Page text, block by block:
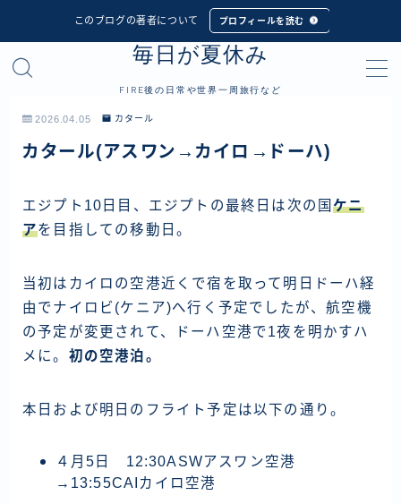
このブログの著者について プロフィールを読む
毎日が夏休み
FIRE後の日常や世界一周旅行など
MENU
プロフィール
フィリピン
インドネシア
マレーシア
タイ
カンボジア
バングラディッシュ
ブータン
2026.04.05 カタール
カタール(アスワン→カイロ→ドーハ)
エジプト10日目、エジプトの最終日は次の国ケニ
アを目指しての移動日。
当初はカイロの空港近くで宿を取って明日ドーハ経
由でナイロビ(ケニア)へ行く予定でしたが、航空機
の予定が変更されて、ドーハ空港で1夜を明かすハ
メに。 初の空港泊。
本日および明日のフライト予定は以下の通り。
４月5日 12:30ASWアスワン空港
→13:55CAIカイロ空港